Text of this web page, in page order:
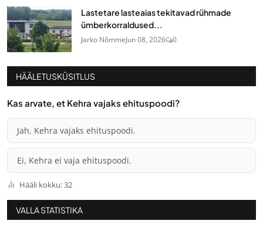
Lastetare lasteaias tekitavad rühmade
ümberkorraldused...
Jarko NõmmeJun 08, 2026 0
HÄÄLETUSKÜSITLUS
Kas arvate, et Kehra vajaks ehituspoodi?
Jah, Kehra vajaks ehituspoodi.
Ei, Kehra ei vaja ehituspoodi.
Hääli kokku: 32
VALLA STATISTIKA